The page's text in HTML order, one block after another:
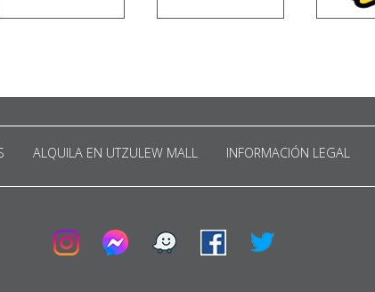
ALQUILA EN UTZULEW MALL INFORMACIÓN LEGAL